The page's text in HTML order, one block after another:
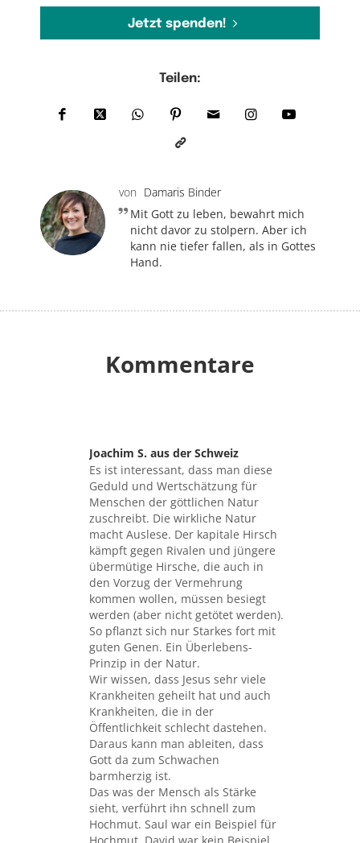
Jetzt spenden!
Teilen:
von Damaris Binder
Mit Gott zu leben, bewahrt mich
nicht davor zu stolpern. Aber ich
kann nie tiefer fallen, als in Gottes
Hand.
Kommentare
Joachim S. aus der Schweiz
sagte:
Es ist interessant, dass man diese
Geduld und Wertschätzung für
Menschen der göttlichen Natur
zuschreibt. Die wirkliche Natur
macht Auslese. Der kapitale Hirsch
kämpft gegen Rivalen und jüngere
übermütige Hirsche, die auch in
den Vorzug der Vermehrung
kommen wollen, müssen besiegt
werden (aber nicht getötet werden).
So pflanzt sich nur Starkes fort mit
guten Genen. Ein Überlebens-
Prinzip in der Natur.
Wir wissen, dass Jesus sehr viele
Krankheiten geheilt hat und auch
Krankheiten, die in der
Öffentlichkeit schlecht dastehen.
Daraus kann man ableiten, dass
Gott da zum Schwachen
barmherzig ist.
Das was der Mensch als Stärke
sieht, verführt ihn schnell zum
Hochmut. Saul war ein Beispiel für